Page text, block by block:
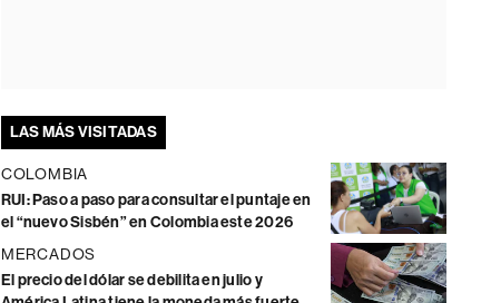
LAS MÁS VISITADAS
COLOMBIA
RUI: Paso a paso para consultar el puntaje en
el “nuevo Sisbén” en Colombia este 2026
MERCADOS
El precio del dólar se debilita en julio y